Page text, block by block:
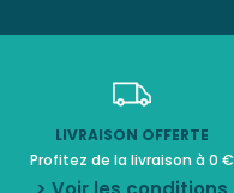
LIVRAISON OFFERTE
Profitez de la livraison à 0 €